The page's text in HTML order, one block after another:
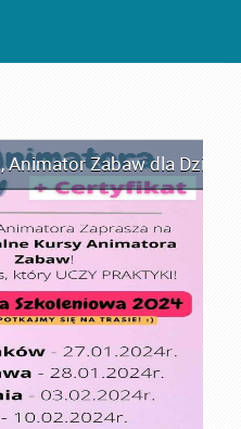
,Animator Zabaw dla Dzieci